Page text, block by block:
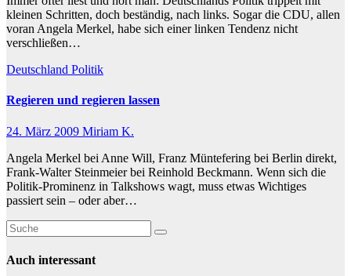
kleinen Schritten, doch beständig, nach links. Sogar die CDU, allen
voran Angela Merkel, habe sich einer linken Tendenz nicht
verschließen…
Deutschland Politik
Regieren und regieren lassen
24. März 2009 Miriam K.
Angela Merkel bei Anne Will, Franz Müntefering bei Berlin direkt,
Frank-Walter Steinmeier bei Reinhold Beckmann. Wenn sich die
Politik-Prominenz in Talkshows wagt, muss etwas Wichtiges
passiert sein – oder aber…
Auch interessant